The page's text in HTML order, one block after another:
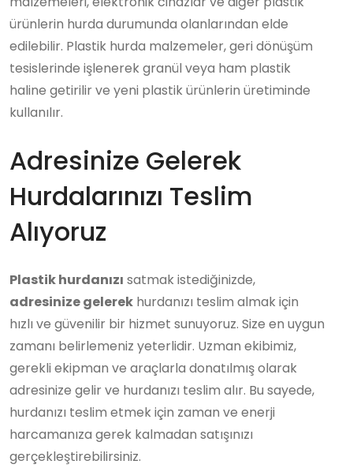
ürünlerin hurda durumunda olanlarından elde
edilebilir. Plastik hurda malzemeler, geri dönüşüm
tesislerinde işlenerek granül veya ham plastik
haline getirilir ve yeni plastik ürünlerin üretiminde
kullanılır.
Adresinize Gelerek
Hurdalarınızı Teslim
Alıyoruz
Plastik hurdanızı satmak istediğinizde,
adresinize gelerek hurdanızı teslim almak için
hızlı ve güvenilir bir hizmet sunuyoruz. Size en uygun
zamanı belirlemeniz yeterlidir. Uzman ekibimiz,
gerekli ekipman ve araçlarla donatılmış olarak
adresinize gelir ve hurdanızı teslim alır. Bu sayede,
hurdanızı teslim etmek için zaman ve enerji
harcamanıza gerek kalmadan satışınızı
gerçekleştirebilirsiniz.